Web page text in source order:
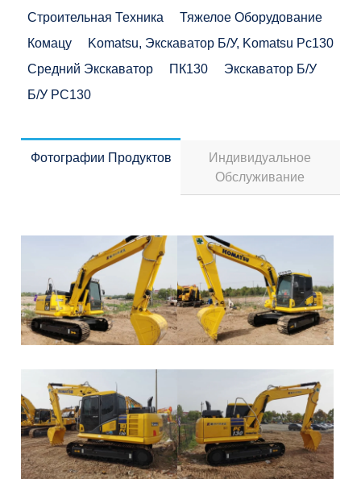
Строительная Техника
Тяжелое Оборудование
Комацу
Komatsu, Экскаватор Б/у, Komatsu Pc130
Средний Экскаватор
ПК130
Экскаватор Б/у
Б/у PC130
Фотографии Продуктов
Индивидуальное
Обслуживание